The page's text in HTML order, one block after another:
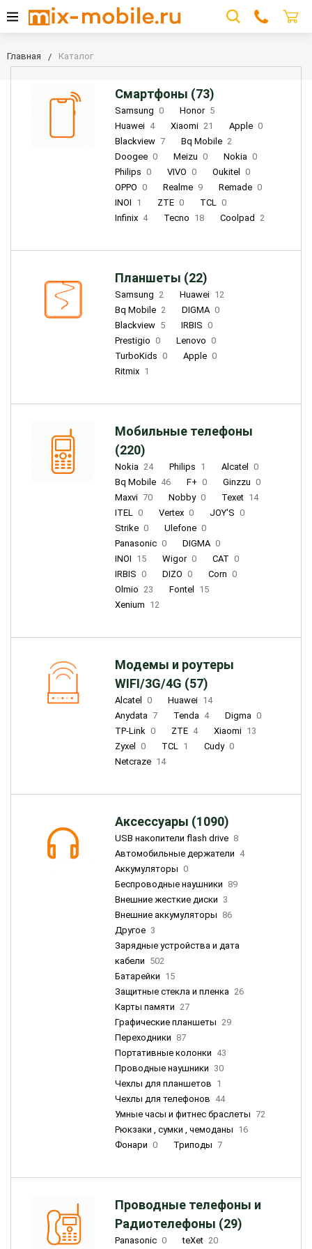
Главная Каталог
Смартфоны (73)
Samsung 0 Honor 5
Huawei 4 Xiaomi 21 Apple 0
Blackview 7 Bq Mobile 2
Doogee 0 Meizu 0 Nokia 0
Philips 0 VIVO 0 Oukitel
0
OPPO 0 Realme 9 Remade 0
INOI 1 ZTE 0 TCL 0
Infinix 4 Tecno 18 Coolpad 2
Планшеты (22)
Samsung 2 Huawei 12
Bq Mobile 2 DIGMA 0
Blackview 5 IRBIS 0
Prestigio 0 Lenovo 0
TurboKids 0 Apple 0
Ritmix 1
Мобильные телефоны
(220)
Nokia 24 Philips 1 Alcatel
0
Bq Mobile 46 F+ 0 Ginzzu 0
Maxvi 70 Nobby 0 Texet 14
ITEL 0 Vertex 0 JOY'S 0
Strike 0 Ulefone 0
Panasonic 0 DIGMA 0
INOI 15 Wigor 0 CAT 0
IRBIS 0 DIZO 0 Corn 0
Olmio 23 Fontel
15
Xenium 12
Модемы и роутеры
WIFI/3G/4G (57)
Alcatel 0 Huawei 14
Anydata 7 Tenda 4 Digma 0
TP-Link 0 ZTE 4 Xiaomi 13
Zyxel
0 TCL 1 Cudy 0
Netcraze 14
Аксессуары (1090)
USB накопители flash drive 8
Автомобильные держатели 4
Аккумуляторы 0
Беспроводные наушники 89
Внешние жесткие диски 3
Внешние аккумуляторы 86
Другое 3
Зарядные устройства и дата
кабели 502
Батарейки 15
Защитные стекла и пленка 26
Карты памяти 27
Графические планшеты 29
Переходники 87
Портативные колонки 43
Проводные наушники 30
Чехлы для планшетов 1
Чехлы для телефонов 44
Умные часы и фитнес браслеты 72
Рюкзаки , сумки , чемоданы 16
Фонари 0 Триподы 7
Проводные телефоны и
Радиотелефоны (29)
Panasonic 0 teXet 20